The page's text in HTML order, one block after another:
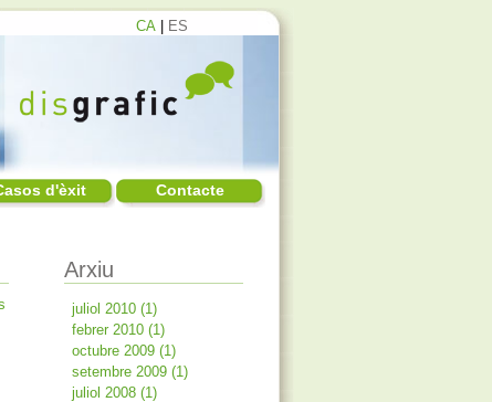
CA| ES
d'èxit Contacte
Arxiu
juliol 2010 (1)
febrer 2010 (1)
octubre 2009 (1)
setembre 2009 (1)
juliol 2008 (1)